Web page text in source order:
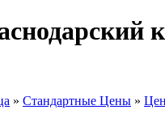
» Стандартные Цены »